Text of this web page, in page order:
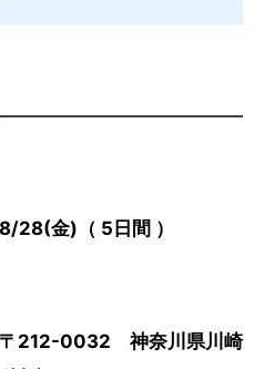
金)（ 5日間 ）
212-0032 神奈川県川崎